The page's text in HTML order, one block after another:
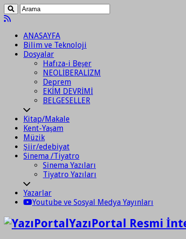
ANASAYFA
Bilim ve Teknoloji
Dosyalar
Hafıza-i Beşer
NEOLİBERALİZM
Deprem
EKİM DEVRİMİ
BELGESELLER
Kitap/Makale
Kent-Yaşam
Müzik
Şiir/edebiyat
Sinema /Tiyatro
Sinema Yazıları
Tiyatro Yazıları
Yazarlar
Youtube ve Sosyal Medya Yayınları
YazıPortal Resmi